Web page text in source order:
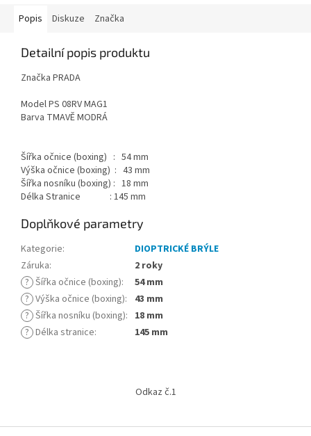
Popis Diskuze Značka
Detailní popis produktu
Značka PRADA
Model PS 08RV MAG1
Barva TMAVĚ MODRÁ
Šířka očnice (boxing) : 54 mm
Výška očnice (boxing) : 43 mm
Šířka nosníku (boxing) : 18 mm
Délka Stranice : 145 mm
Doplňkové parametry
Kategorie:
DIOPTRICKÉ BRÝLE
Záruka:
2 roky
? Šířka očnice (boxing):
54 mm
? Výška očnice (boxing):
43 mm
? Šířka nosníku (boxing): 18 mm
? Délka stranice: 145 mm
Odkaz č.1